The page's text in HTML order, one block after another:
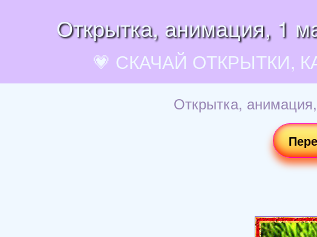
Открытка, анимация, 1
💗 СКАЧАЙ ОТКРЫТКИ,
Открытка,